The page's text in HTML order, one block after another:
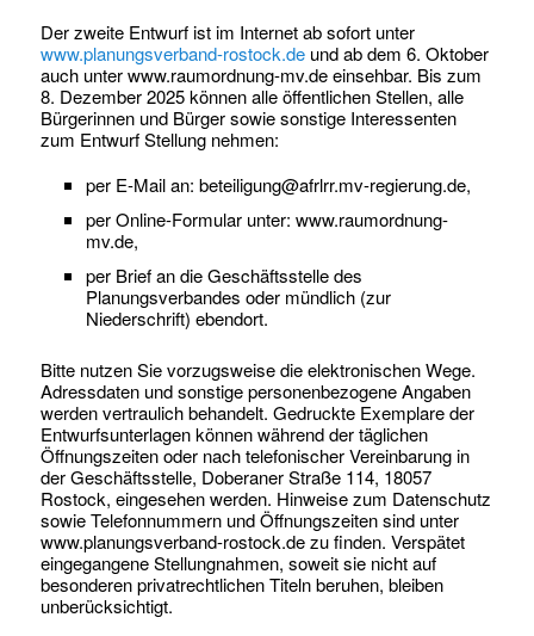
Der zweite Entwurf ist im Internet ab sofort unter
www.planungsverband-rostock.de und ab dem 6. Oktober
auch unter www.raumordnung-mv.de einsehbar. Bis zum
8. Dezember 2025 können alle öffentlichen Stellen, alle
Bürgerinnen und Bürger sowie sonstige Interessenten
zum Entwurf Stellung nehmen:
per E-Mail an: beteiligung@afrlrr.mv-regierung.de,
per Online-Formular unter: www.raumordnung-
mv.de,
per Brief an die Geschäftsstelle des
Planungsverbandes oder mündlich (zur
Niederschrift) ebendort.
Bitte nutzen Sie vorzugsweise die elektronischen Wege.
Adressdaten und sonstige personenbezogene Angaben
werden vertraulich behandelt. Gedruckte Exemplare der
Entwurfsunterlagen können während der täglichen
Öffnungszeiten oder nach telefonischer Vereinbarung in
der Geschäftsstelle, Doberaner Straße 114, 18057
Rostock, eingesehen werden. Hinweise zum Datenschutz
sowie Telefonnummern und Öffnungszeiten sind unter
www.planungsverband-rostock.de zu finden. Verspätet
eingegangene Stellungnahmen, soweit sie nicht auf
besonderen privatrechtlichen Titeln beruhen, bleiben
unberücksichtigt.